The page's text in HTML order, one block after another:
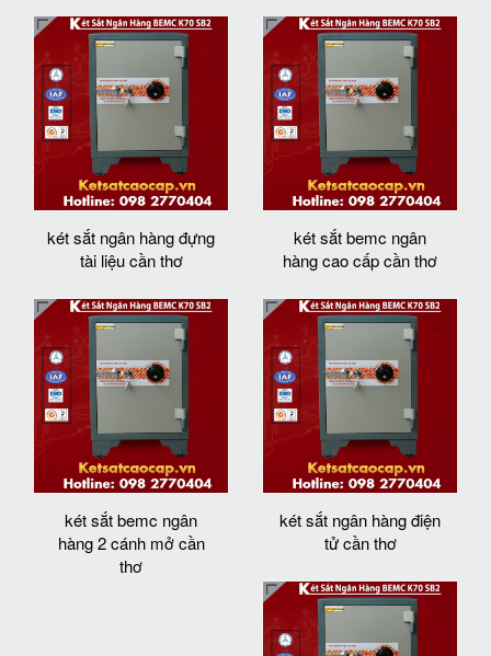
két sắt ngân hàng đựng
tài liệu cần thơ
két sắt bemc ngân
hàng cao cấp cần thơ
két sắt bemc ngân
hàng 2 cánh mở cần
thơ
két sắt ngân hàng điện
tử cần thơ